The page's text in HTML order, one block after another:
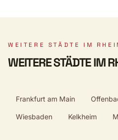
WEITERE STÄDTE IM
WEITERE STÄDTE IM
Frankfurt am Main
Wiesbaden Kelkheim